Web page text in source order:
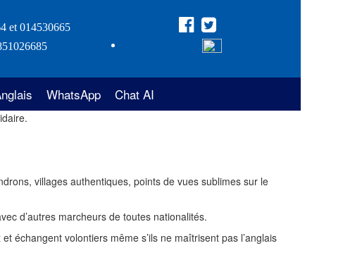
et 014530665
WhatsApp Chat AI
villages authentiques, points de vues sublimes sur le
d’autres marcheurs de toutes nationalités.
échangent volontiers même s’ils ne maîtrisent pas l’anglais